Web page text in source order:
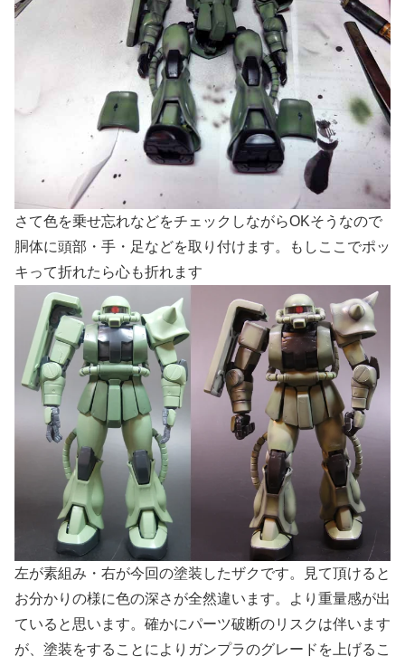
さて色を乗せ忘れなどをチェックしながらOKそうなので
胴体に頭部・手・足などを取り付けます。もしここでポッ
キって折れたら心も折れます
左が素組み・右が今回の塗装したザクです。見て頂けると
お分かりの様に色の深さが全然違います。より重量感が出
ていると思います。確かにパーツ破断のリスクは伴います
が、塗装をすることによりガンプラのグレードを上げるこ